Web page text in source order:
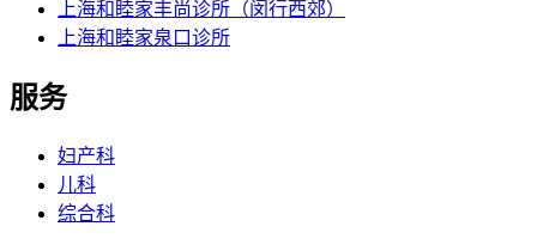
上海和睦家丰尚诊所（闵行西郊）
上海和睦家泉口诊所
服务
妇产科
儿科
综合科